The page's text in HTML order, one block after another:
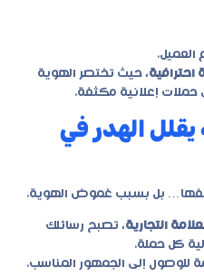
العميل.
، حيث تختصر الهوية
حملات إعلانية مكثفة.
يقلل الهدر في
بل بسبب غموض الهوية.
التجارية، تصبح رسائلك
كل حملة.
للوصول إلى الجمهور المناسب.